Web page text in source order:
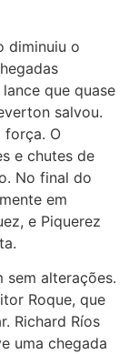
diminuiu o
que quase
salvou.
força. O
e chutes de
No final do
em
e Piquerez
sem alterações.
Roque, que
Richard Ríos
uma chegada